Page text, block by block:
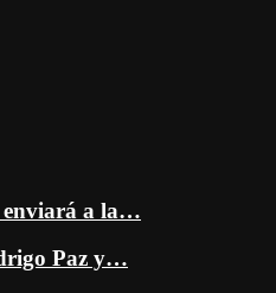
enviará a la…
Paz y…